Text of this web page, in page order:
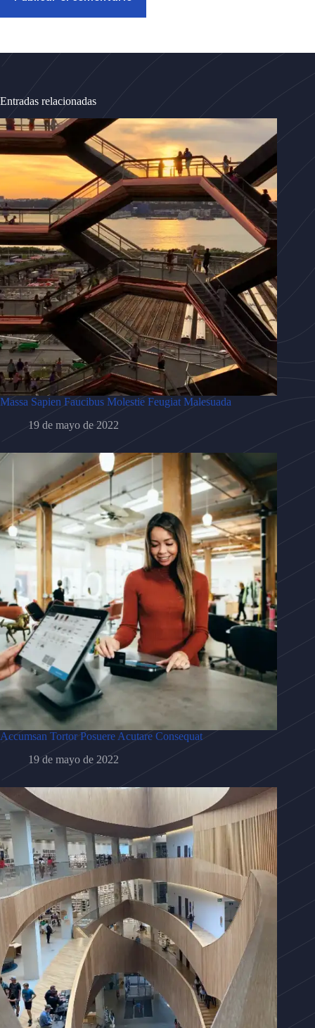
Entradas relacionadas
Massa Sapien Faucibus Molestie Feugiat Malesuada
19 de mayo de 2022
Accumsan Tortor Posuere Acutare Consequat
19 de mayo de 2022